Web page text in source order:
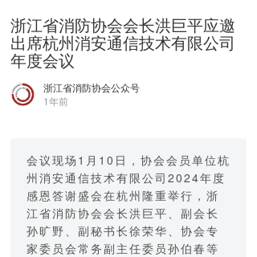
浙江省消防协会会长洪巨平应邀
出席杭州消安通信技术有限公司
年度会议
浙江省消防协会公众号
1年前
会议现场1月10日，协会会员单位杭
州消安通信技术有限公司2024年度
感恩答谢盛会在杭州隆重举行，浙
江省消防协会会长洪巨平、副会长
孙旷野、副秘书长徐荣华、协会专
家委员会常务副主任委员孙伯春等